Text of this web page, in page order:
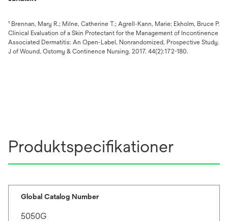
¹ Brennan, Mary R.; Milne, Catherine T.; Agrell-Kann, Marie; Ekholm, Bruce P.
Clinical Evaluation of a Skin Protectant for the Management of Incontinence
Associated Dermatitis: An Open-Label, Nonrandomized, Prospective Study.
J of Wound, Ostomy & Continence Nursing. 2017. 44(2):172-180.
Produktspecifikationer
Global Catalog Number
5050G